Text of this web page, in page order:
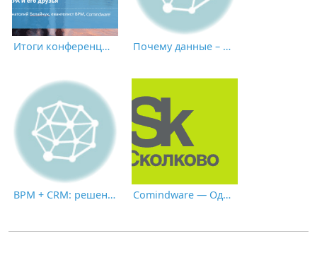
Итоги конференции CNews «Роботизация бизнес-процессов 2021» Почему данные – это НЕ новая нефть: пик экономики, основанной на применении искусственного интеллекта
BPM + CRM: решение для успешной цифровой трансформации Comindware — Один из Первых Успешных Выпускников Сколково 2021